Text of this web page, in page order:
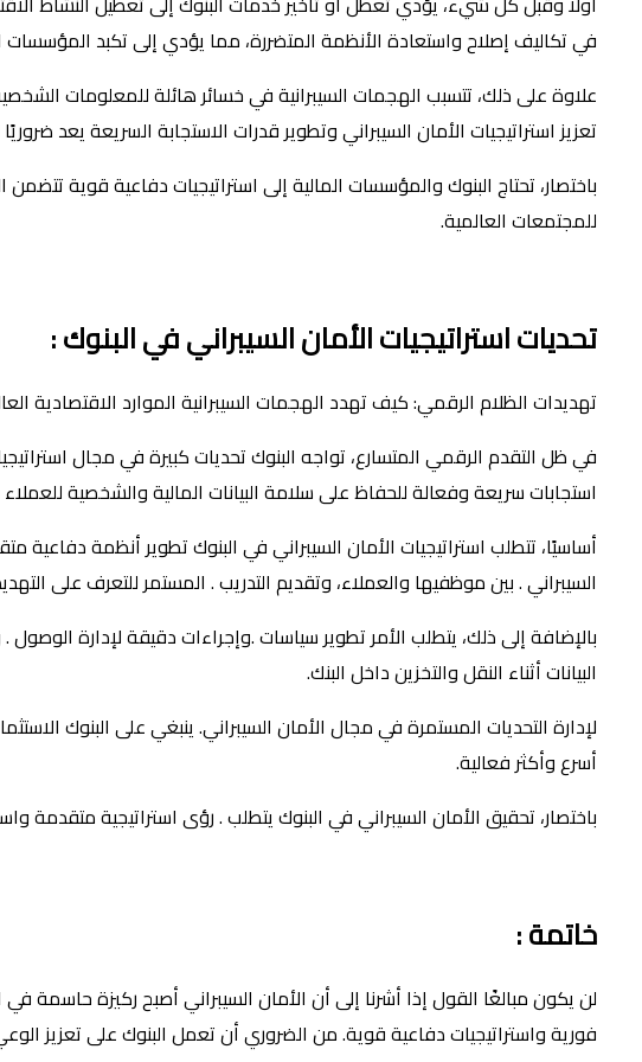
في تكاليف إصلاح واستعادة الأنظمة المتضررة، مما يؤدي إلى تكبد المؤسسات
علاوة على ذلك، تتسبب الهجمات السيبرانية في خسائر هائلة للمعلومات
تعزيز استراتيجيات الأمان السيبراني وتطوير قدرات الاستجابة السريعة يعد
باختصار، تحتاج البنوك والمؤسسات المالية إلى استراتيجيات دفاعية قوية
للمجتمعات العالمية.
تحديات استراتيجيات الأمان السيبراني في البنوك :
تهديدات الظلام الرقمي: كيف تهدد الهجمات السيبرانية الموارد الاقتصادية
في ظل التقدم الرقمي المتسارع، تواجه البنوك تحديات كبيرة في مجال
استجابات سريعة وفعالة للحفاظ على سلامة البيانات المالية والشخصية
أساسيًا، تتطلب استراتيجيات الأمان السيبراني في البنوك تطوير أنظمة
السيبراني . بين موظفيها والعملاء، وتقديم التدريب . المستمر للتعرف على
بالإضافة إلى ذلك، يتطلب الأمر تطوير سياسات .وإجراءات دقيقة لإدارة
البيانات أثناء النقل والتخزين داخل البنك.
لإدارة التحديات المستمرة في مجال الأمان السيبراني. ينبغي على البنوك
أسرع وأكثر فعالية.
باختصار، تحقيق الأمان السيبراني في البنوك يتطلب . رؤى استراتيجية متقدمة
خاتمة :
لن يكون مبالغًا القول إذا أشرنا إلى أن الأمان السيبراني أصبح ركيزة حاسمة
فورية واستراتيجيات دفاعية قوية. من الضروري أن تعمل البنوك على تعزيز